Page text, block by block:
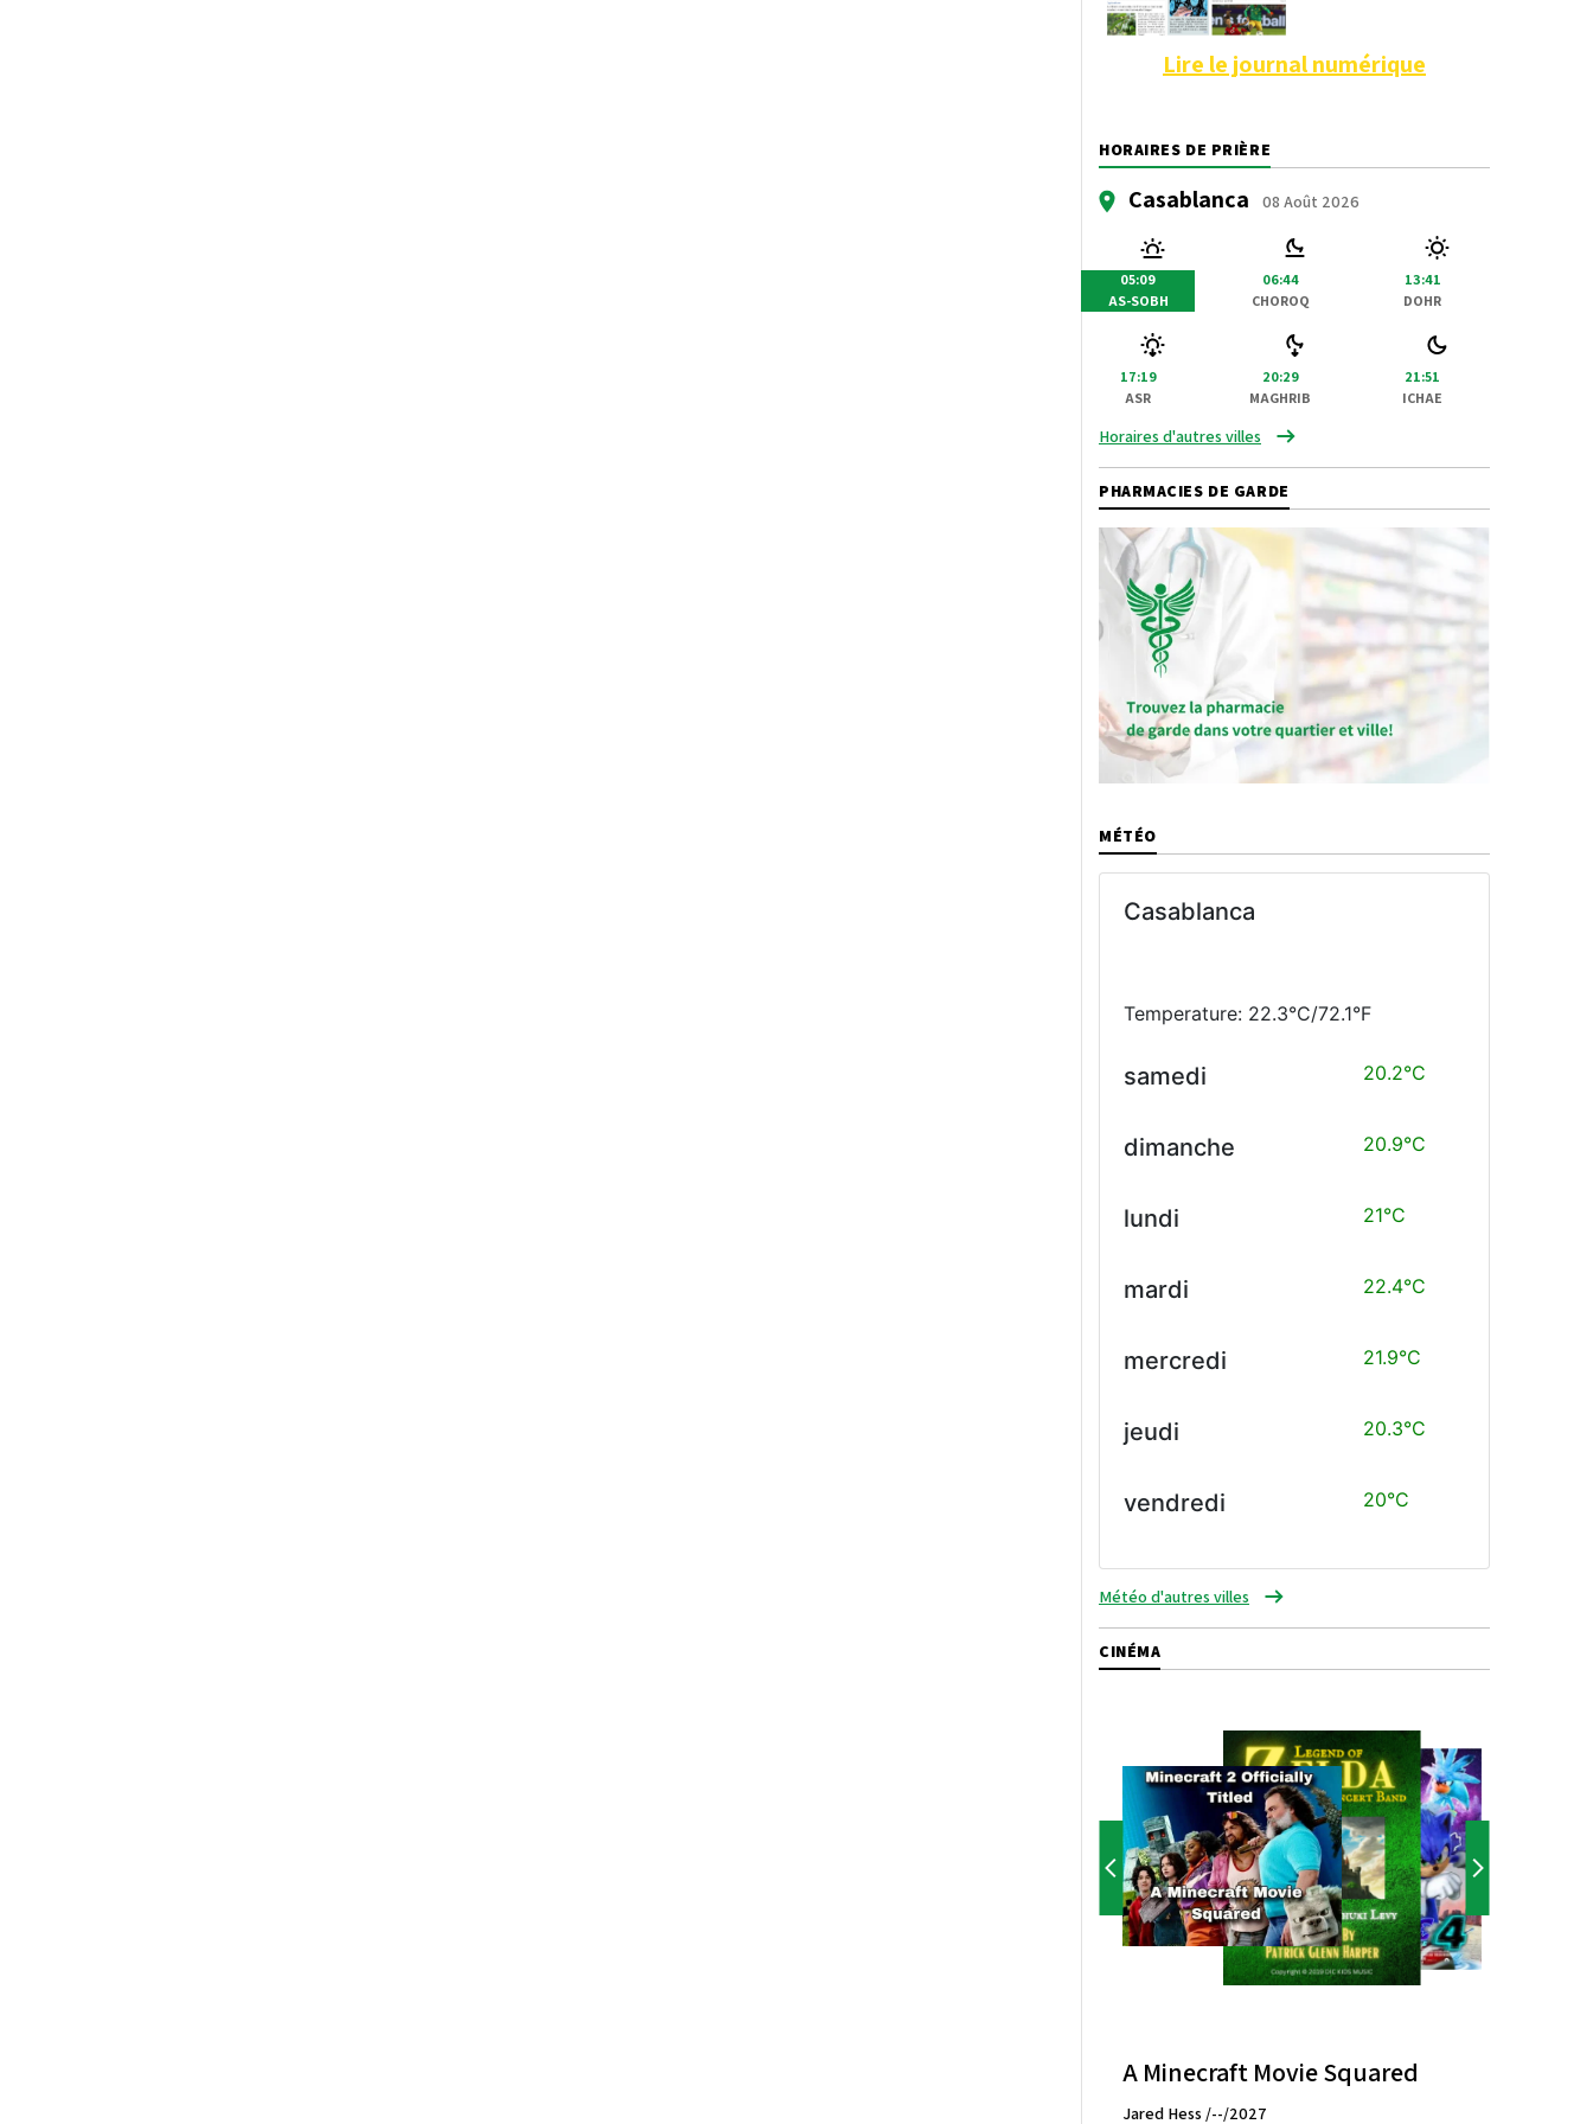
Lire le journal numérique
HORAIRES DE PRIÈRE
Casablanca 08 Août 2026
05:09
AS-SOBH
06:44
CHOROQ
13:41
DOHR
17:19
ASR
20:29
MAGHRIB
21:51
ICHAE
Horaires d'autres villes
PHARMACIES DE GARDE
MÉTÉO
Casablanca
Temperature: 22.3°C/72.1°F
samedi 20.2°C
dimanche 20.9°C
lundi 21°C
mardi 22.4°C
mercredi 21.9°C
jeudi 20.3°C
vendredi 20°C
Météo d'autres villes
CINÉMA
A Minecraft Movie Squared
Jared Hess /--/2027